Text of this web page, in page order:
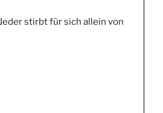
stirbt für sich allein von